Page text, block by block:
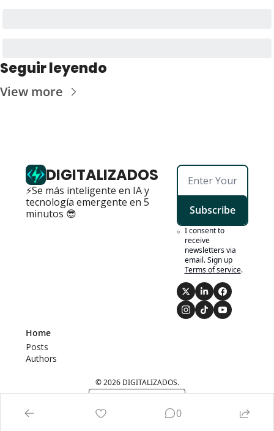
Seguir leyendo
View more
DIGITALIZADOS
⚡Se más inteligente en IA y
tecnología emergente en 5
minutos 😎
Subscribe
I consent to
receive
newsletters via
email. Sign up
Terms of service.
Home
Posts
Authors
© 2026 DIGITALIZADOS.
0